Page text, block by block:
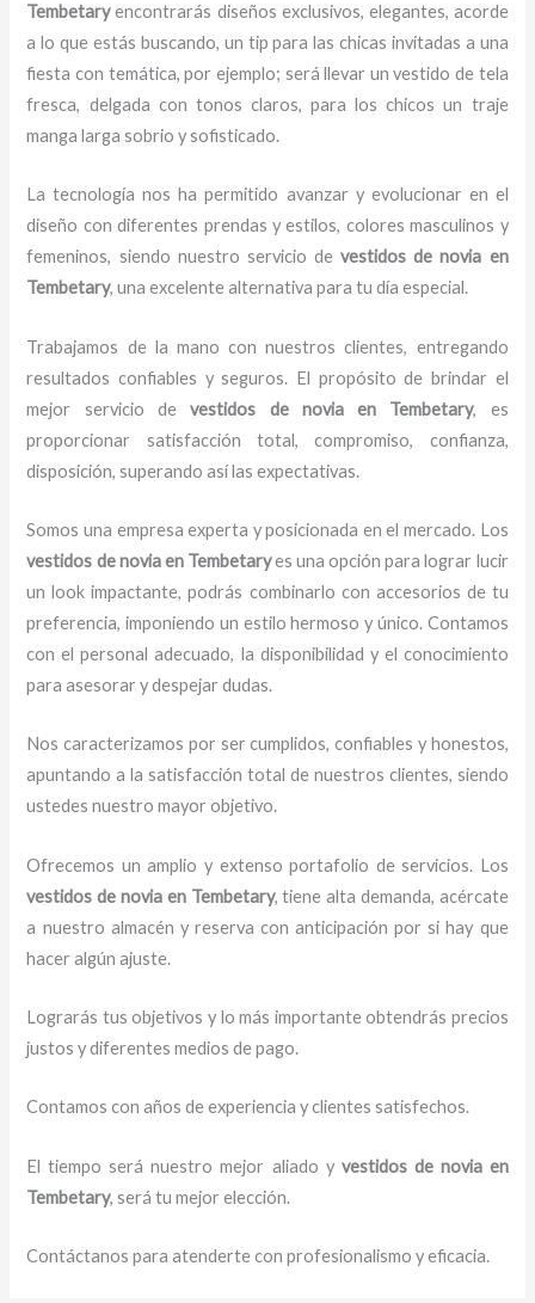
Tembetaryencontrarás diseños exclusivos, elegantes, acorde
a lo que estás buscando, un tip para las chicas invitadas a una
fiesta con temática, por ejemplo; será llevar un vestido de tela
fresca, delgada con tonos claros, para los chicos un traje
manga larga sobrio y sofisticado.
La tecnología nos ha permitido avanzar y evolucionar en el
diseño con diferentes prendas y estilos, colores masculinos y
femeninos, siendo nuestro servicio devestidos de novia en
Tembetary, una excelente alternativa para tu día especial.
Trabajamos de la mano con nuestros clientes, entregando
resultados confiables y seguros. El propósito de brindar el
mejor servicio devestidos de noviaen Tembetary, es
proporcionar satisfacción total, compromiso, confianza,
disposición, superando así las expectativas.
Somos una empresa experta y posicionada en el mercado. Los
vestidos de noviaen Tembetaryes una opción para lograr lucir
un look impactante, podrás combinarlo con accesorios de tu
preferencia, imponiendo un estilo hermoso y único. Contamos
con el personal adecuado, la disponibilidad y el conocimiento
para asesorar y despejar dudas.
Nos caracterizamos por ser cumplidos, confiables y honestos,
apuntando a la satisfacción total de nuestros clientes, siendo
ustedes nuestro mayor objetivo.
Ofrecemos un amplio y extenso portafolio de servicios. Los
vestidos de novia en Tembetary, tiene alta demanda, acércate
a nuestro almacén y reserva con anticipación por si hay que
hacer algún ajuste.
Lograrás tus objetivos y lo más importante obtendrás precios
justos y diferentes medios de pago.
Contamos con años de experiencia y clientes satisfechos.
El tiempo será nuestro mejor aliado y vestidos de novia en
Tembetary, será tu mejor elección.
Contáctanos para atenderte con profesionalismo y eficacia.